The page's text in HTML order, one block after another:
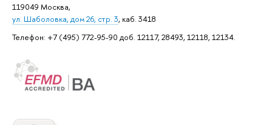
119049 Москва,
ул. Шаболовка, дом 26, стр. 3, каб. 3418
Телефон: +7 (495) 772-95-90 доб. 12117, 28493, 12118, 12134.